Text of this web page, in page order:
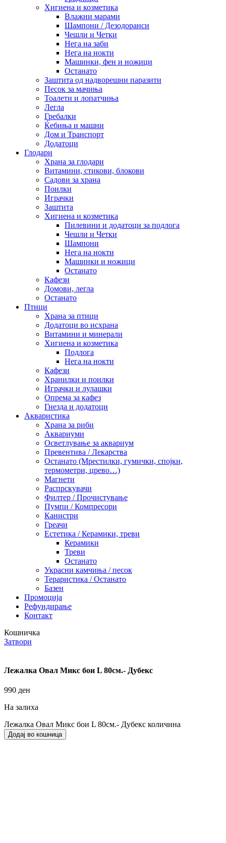
Хигиена и козметика
Влажни марами
Шампони / Дезодоранси
Чешли и Четки
Нега на заби
Нега на нокти
Машинки, фен и ножици
Останато
Заштита од надворешни паразити
Песок за мачиња
Тоалети и лопатчиња
Легла
Гребалки
Ќебиња и машни
Дом и Транспорт
Додатоци
Глодари
Храна за глодари
Витамини, стикови, блокови
Садови за храна
Поилки
Играчки
Заштита
Хигиена и козметика
Пилевини и додатоци за подлога
Чешли и Четки
Шампони
Нега на нокти
Машинки и ножици
Останато
Кафези
Домови, легла
Останато
Птици
Храна за птици
Додатоци во исхрана
Витамини и минерали
Хигиена и козметика
Подлога
Нега на нокти
Кафези
Хранилки и поилки
Играчки и лулашки
Опрема за кафез
Гнезда и додатоци
Акваристика
Храна за риби
Аквариуми
Осветлување за аквариум
Превентива / Лекарства
Останато (Мрестилки, гумички, спојки,
термометри, црево…)
Магнети
Распрскувачи
Филтер / Прочистување
Пумпи / Компресори
Канистри
Греачи
Естетика / Керамики, треви
Керамики
Треви
Останато
Украсни камчиња / песок
Тераристика / Останато
Базен
Промоција
Рефундирање
Контакт
Кошничка
Затвори
Лежалка Овал Микс бои L 80см.- Дубекс
990 ден
На залиха
Лежалка Овал Микс бои L 80см.- Дубекс количина
Додај во кошница